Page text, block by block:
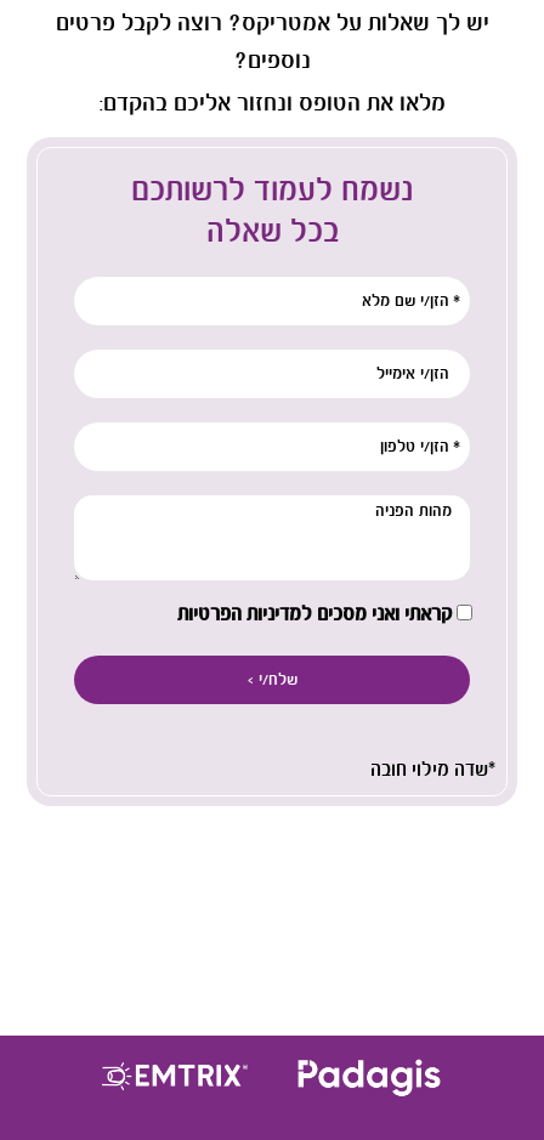
יש לך שאלות על אמטריקס? רוצה לקבל פרטים
נוספים?
מלאו את הטופס ונחזור אליכם בהקדם:
נשמח לעמוד לרשותכם
בכל שאלה
קראתי ואני מסכים למדיניות הפרטיות
*שדה מילוי חובה